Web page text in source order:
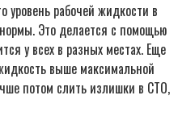
уровень рабочей жидкости в
Это делается с помощью
у всех в разных местах. Еще
выше максимальной
потом слить излишки в СТО,